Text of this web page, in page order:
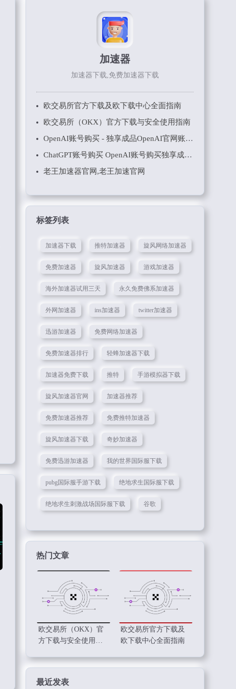
加速器
加速器下载,免费加速器下载
欧交易所官方下载及欧下载中心全面指南
欧交易所（OKX）官方下载与安全使用指南
OpenAI账号购买 - 独享成品OpenAI官网账号在线批发购买出售
ChatGPT账号购买 OpenAI账号购买独享成品ChatGPT账号在线购买
老王加速器官网,老王加速官网
标签列表
加速器下载 推特加速器 旋风网络加速器
免费加速器 旋风加速器 游戏加速器
海外加速器试用三天 永久免费佛系加速器
外网加速器 ins加速器 twitter加速器
迅游加速器 免费网络加速器
免费加速器排行 轻蜂加速器下载
加速器免费下载 推特 手游模拟器下载
旋风加速器官网 加速器推荐
免费加速器推荐 免费推特加速器
旋风加速器下载 奇妙加速器
免费迅游加速器 我的世界国际服下载
pubg国际服手游下载 绝地求生国际服下载
绝地求生刺激战场国际服下载 谷歌
热门文章
欧交易所（OKX）官
方下载与安全使用指
欧交易所官方下载及
欧下载中心全面指南
最近发表